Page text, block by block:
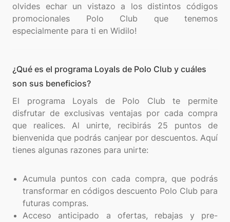
olvides echar un vistazo a los distintos códigos
promocionales Polo Club que tenemos
¿Qué es el programa Loyals de Polo Club y cuáles
son sus beneficios?
El programa Loyals de Polo Club te permite
disfrutar de exclusivas ventajas por cada compra
que realices. Al unirte, recibirás 25 puntos de
bienvenida que podrás canjear por descuentos. Aquí
tienes algunas razones para unirte:
Acumula puntos con cada compra, que podrás
transformar en códigos descuento Polo Club para
futuras compras.
Acceso anticipado a ofertas, rebajas y pre-